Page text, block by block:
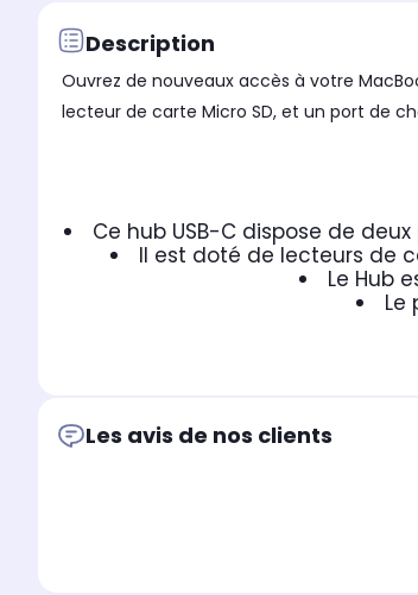
Description
Ouvrez de nouveaux accès à votre
lecteur de carte Micro SD, et un port de
Ce hub USB-C dispose de
Il est doté de lecteurs de
Le Hub
Le
Les avis de nos clients